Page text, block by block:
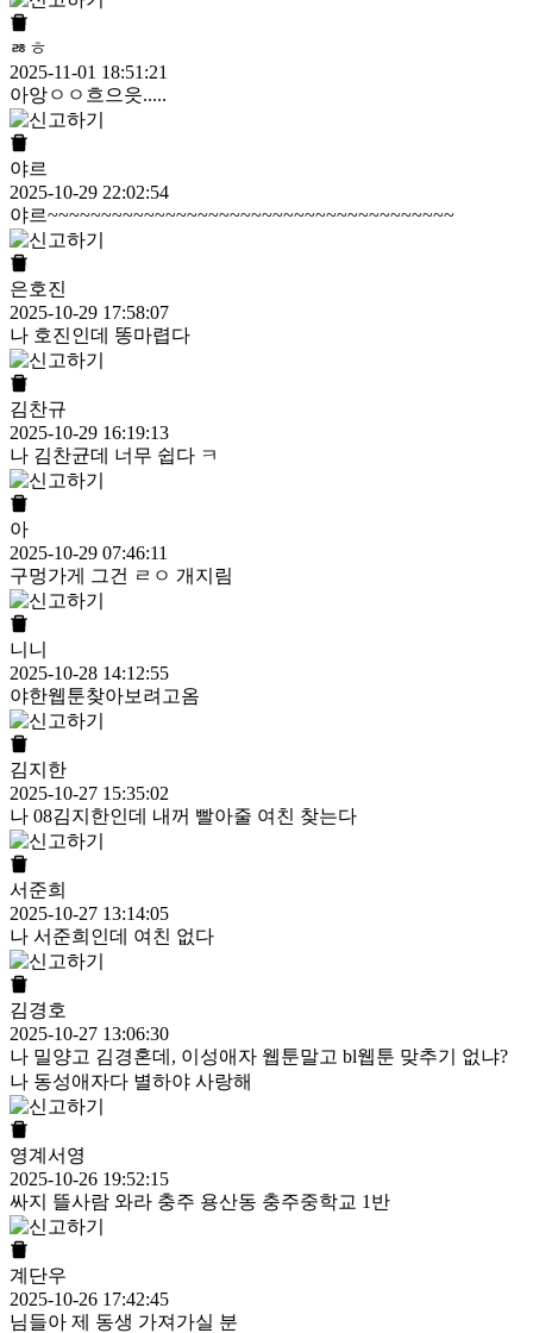
ㅀㅎ
2025-11-01 18:51:21
아앙ㅇㅇ흐으읏.....
야르
2025-10-29 22:02:54
야르~~~~~~~~~~~~~~~~~~~~~~~~~~~~~~~~~~~~~~
은호진
2025-10-29 17:58:07
나 호진인데 똥마렵다
김찬규
2025-10-29 16:19:13
나 김찬균데 너무 쉽다 ㅋ
아
2025-10-29 07:46:11
구멍가게 그건 ㄹㅇ 개지림
니니
2025-10-28 14:12:55
야한웹툰찾아보려고옴
김지한
2025-10-27 15:35:02
나 08김지한인데 내꺼 빨아줄 여친 찾는다
서준희
2025-10-27 13:14:05
나 서준희인데 여친 없다
김경호
2025-10-27 13:06:30
나 밀양고 김경혼데, 이성애자 웹툰말고 bl웹툰 맞추기 없냐?
나 동성애자다 별하야 사랑해
영계서영
2025-10-26 19:52:15
싸지 뜰사람 와라 충주 용산동 충주중학교 1반
계단우
2025-10-26 17:42:45
님들아 제 동생 가져가실 분